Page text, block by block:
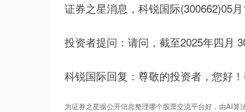
证券之星消息，科锐国际(300662)05
投资者提问：请问，截至2025年四月
科锐国际回复：尊敬的投资者，您好
为证券之星据公开信息整理哪个股票交流平台好，由AI